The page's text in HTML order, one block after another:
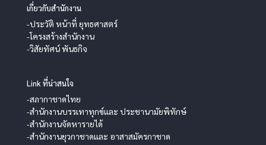
เกี่ยวกับสำนักงาน
-ประวัติ หน้าที่ ยุทธศาสตร์
-โครงสร้างสำนักงาน
-วิสัยทัศน์ พันธกิจ
Link ที่น่าสนใจ
-สภากาชาดไทย
-สำนักงานบรรเทาทุกข์และ ประชานามัยพิทักษ์
-สำนักงานจัดหารายได้
-สำนักงานยุวกาชาดและ อาสาสมัครกาชาด